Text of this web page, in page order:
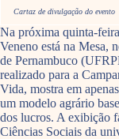
Cartaz de divulgação do evento
Na próxima quinta-
Veneno está na Mesa,
de Pernambuco
realizado para a
Vida, mostra em
um modelo agrário
dos lucros. A exibição
Ciências Sociais da